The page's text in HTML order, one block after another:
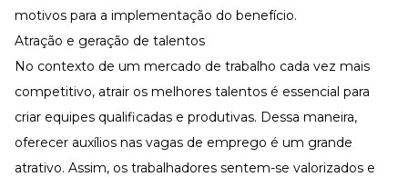
motivos para a implementação do benefício.
Atração e geração de talentos
No contexto de um mercado de trabalho cada vez mais
competitivo, atrair os melhores talentos é essencial para
criar equipes qualificadas e produtivas. Dessa maneira,
oferecer auxílios nas vagas de emprego é um grande
atrativo. Assim, os trabalhadores sentem-se valorizados e